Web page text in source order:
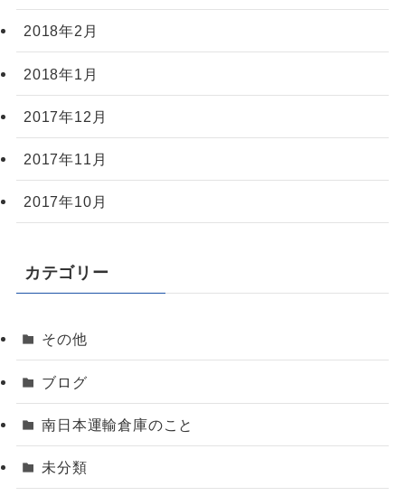
2018年2月
2018年1月
2017年12月
2017年11月
2017年10月
カテゴリー
その他
ブログ
南日本運輸倉庫のこと
未分類